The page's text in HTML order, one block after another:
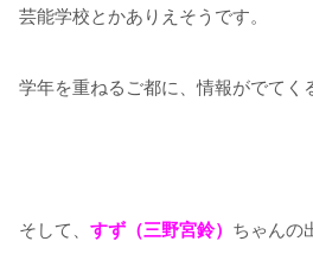
芸能学校とかありえそうです。
学年を重ねるご都に、情報がでてく
そして、 すず（三野宮鈴） ちゃんの